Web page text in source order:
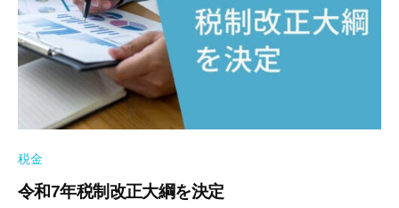
税金
令和7年税制改正大綱を決定